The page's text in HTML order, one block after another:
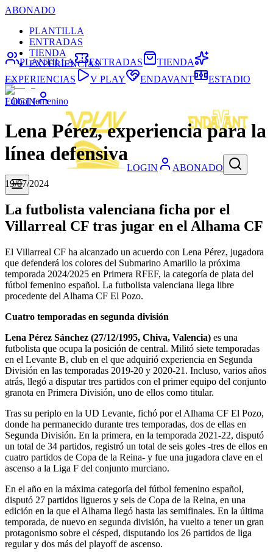
ABONADO
PLANTILLA
ENTRADAS
TIENDA
EXPERIENCIAS
LOGIN
LOGIN ABONADO
PLANTILLA ENTRADAS
TIENDA
EXPERIENCIAS
V PLAY ENDAVANT ESTADIO
Fútbol femenino
Lena Pérez, experiencia para la
línea defensiva
19/07/2024
La futbolista valenciana ficha por el
Villarreal CF tras jugar en el Alhama CF
El Villarreal CF ha alcanzado un acuerdo con Lena Pérez, jugadora
que defenderá los colores del Submarino Amarillo la próxima
temporada 2024/2025 en Primera RFEF, la categoría de plata del
fútbol femenino español. La futbolista valenciana llega libre
procedente del Alhama CF El Pozo.
Cuatro temporadas en segunda división
Lena Pérez Sánchez (27/12/1995, Chiva, Valencia) es una
futbolista que ocupa la posición de central. Militó siete temporadas
en el Levante B, club en el que adquirió experiencia en Segunda
División en las temporadas 2019-20 y 2020-21. Incluso, varios años
atrás, llegó a disputar tres partidos con el primer equipo del conjunto
granota en Primera División, uno de ellos como titular.
Tras su periplo en la UD Levante, fichó por el Alhama CF El Pozo,
donde ha permanecido durante tres temporadas, dos de ellas en
Segunda División. En la primera, en la temporada 2021-22, disputó
un total de 34 partidos, registró un total de seis goles -tres de ellos en
cuatro partidos de Copa de la Reina- y fue una jugadora clave en el
ascenso a la Liga F del conjunto murciano.
En el año en la máxima categoría del fútbol femenino español,
disputó 27 partidos ligueros y seis de Copa de la Reina, en una
edición en la que el Alhama llegó hasta las semifinales. En la última
temporada, de nuevo en segunda división, ha vuelto a tener un gran
protagonismo sobre el césped, disputando los 26 partidos de liga
regular y dos más del playoff de ascenso.